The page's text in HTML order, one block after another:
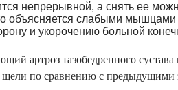
непрерывной, а снять ее
объясняется слабыми
и укорочению больной
артроз тазобедренного
щели по сравнению с предыдущими